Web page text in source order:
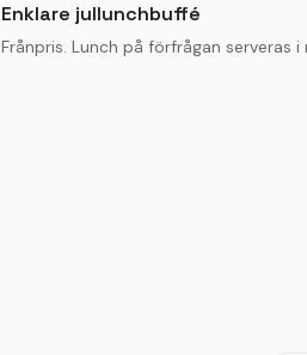
Enklare jullunchbuffé
Frånpris. Lunch på förfrågan serveras i